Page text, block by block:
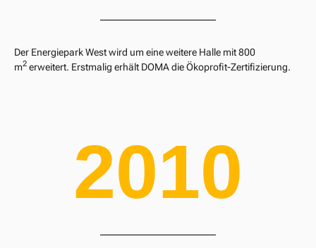
Der Energiepark West wird um eine weitere Halle mit 800
m2 erweitert. Erstmalig erhält DOMA die Ökoprofit-Zertifizierung.
2010